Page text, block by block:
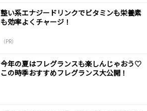
整い系エナジードリンクでビタミンも栄養素
も効率よくチャージ！
（PR）
今年の夏はフレグランスも楽しんじゃおう♡
この時季おすすめフレグランス大公開！